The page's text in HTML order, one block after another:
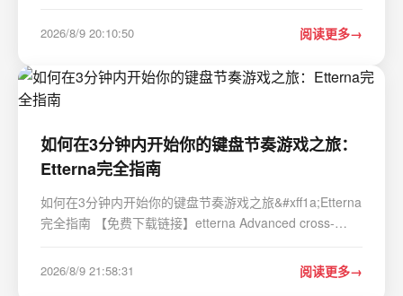
3.0 项目地址: https://gitcode.com/gh_mirrors/ad/Adobe-
GenP 还在为昂贵的Adobe Creative Cloud订阅费用…
2026/8/9 20:10:50 阅读更多
如何在3分钟内开始你的键盘节奏游戏之旅：
Etterna完全指南
如何在3分钟内开始你的键盘节奏游戏之旅&#xff1a;Etterna
完全指南 【免费下载链接】etterna Advanced cross-
址: https://gitcode.com/gh_mirrors/et/etterna 想要体验最
2026/8/9 21:58:31 阅读更多